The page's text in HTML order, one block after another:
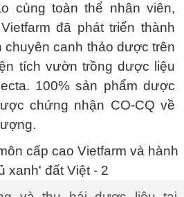
cùng toàn thể nhân viên,
đã phát triển thành
canh thảo dược trên
tích vườn trồng dược liệu
100% sản phẩm dược
chứng nhận CO-CQ về